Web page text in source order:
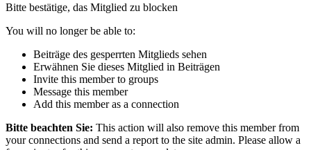
Bitte bestätige, das Mitglied zu blocken
You will no longer be able to:
Beiträge des gesperrten Mitglieds sehen
Erwähnen Sie dieses Mitglied in Beiträgen
Invite this member to groups
Message this member
Add this member as a connection
Bitte beachten Sie: This action will also remove this member from
your connections and send a report to the site admin. Please allow a